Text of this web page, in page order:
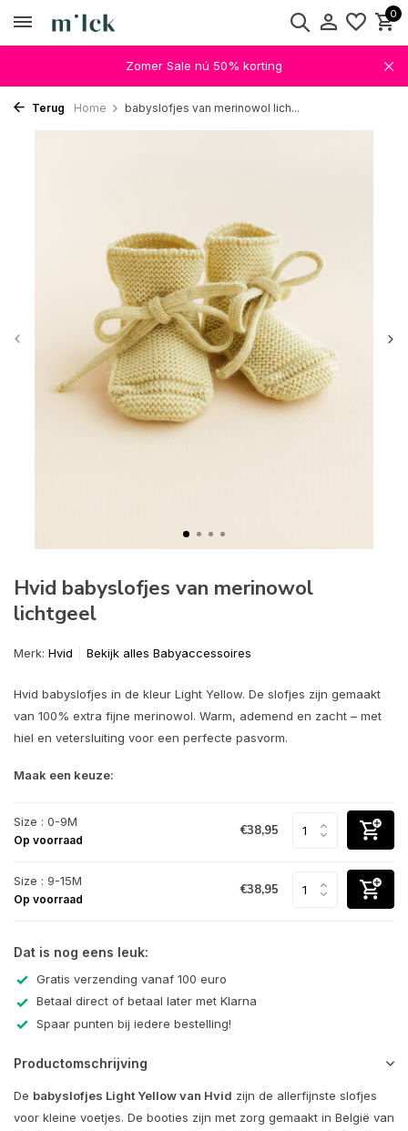
0
Zomer Sale nú 50% korting
Terug Home babyslofjes van merinowol lich...
Hvid babyslofjes van merinowol
lichtgeel
Merk: Hvid Bekijk alles Babyaccessoires
Hvid babyslofjes in de kleur Light Yellow. De slofjes zijn gemaakt
van 100% extra fijne merinowol. Warm, ademend en zacht – met
hiel en vetersluiting voor een perfecte pasvorm.
Maak een keuze:
Size : 0-9M
Op voorraad
€38,95
Size : 9-15M
Op voorraad
€38,95
Dat is nog eens leuk:
Gratis verzending vanaf 100 euro
Betaal direct of betaal later met Klarna
Spaar punten bij iedere bestelling!
Productomschrijving
De babyslofjes Light Yellow van Hvid zijn de allerfijnste slofjes
voor kleine voetjes. De booties zijn met zorg gemaakt in België van